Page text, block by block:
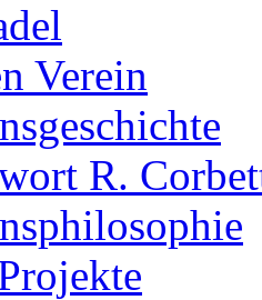
Verein
R.